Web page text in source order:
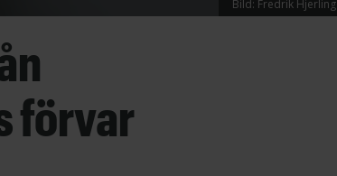
Bild: Fredrik Hjerling
förvar